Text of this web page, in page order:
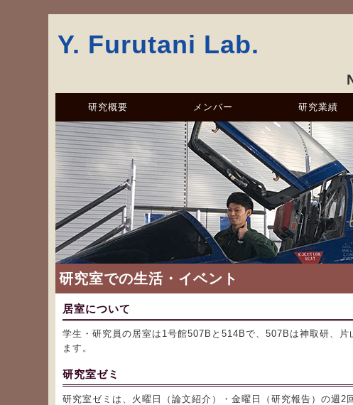
Y. Furutani Lab.
研究概要 メンバー 研究業績
研究室での生活・イベント
居室について
学生・研究員の居室は1号館507Bと514Bで、507Bは神取研、片
ます。
研究室ゼミ
研究室ゼミは、火曜日（論文紹介）・金曜日（研究報告）の週2